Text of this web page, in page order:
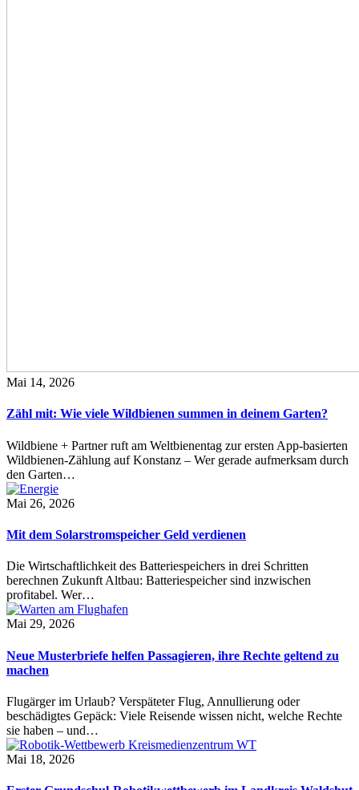
Mai 14, 2026
Zähl mit: Wie viele Wildbienen summen in deinem Garten?
Wildbiene + Partner ruft am Weltbienentag zur ersten App-basierten
Wildbienen-Zählung auf Konstanz – Wer gerade aufmerksam durch
den Garten…
Mai 26, 2026
Mit dem Solarstromspeicher Geld verdienen
Die Wirtschaftlichkeit des Batteriespeichers in drei Schritten
berechnen Zukunft Altbau: Batteriespeicher sind inzwischen
profitabel. Wer…
Mai 29, 2026
Neue Musterbriefe helfen Passagieren, ihre Rechte geltend zu
machen
Flugärger im Urlaub? Verspäteter Flug, Annullierung oder
beschädigtes Gepäck: Viele Reisende wissen nicht, welche Rechte
sie haben – und…
Mai 18, 2026